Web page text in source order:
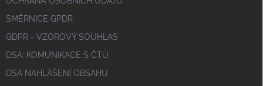
SMĚRNICE GPDR
GDPR - VZOROVÝ SOUHLAS
DSA; KOMUNIKACE S ČTÚ
DSA NAHLÁŠENÍ OBSAHU